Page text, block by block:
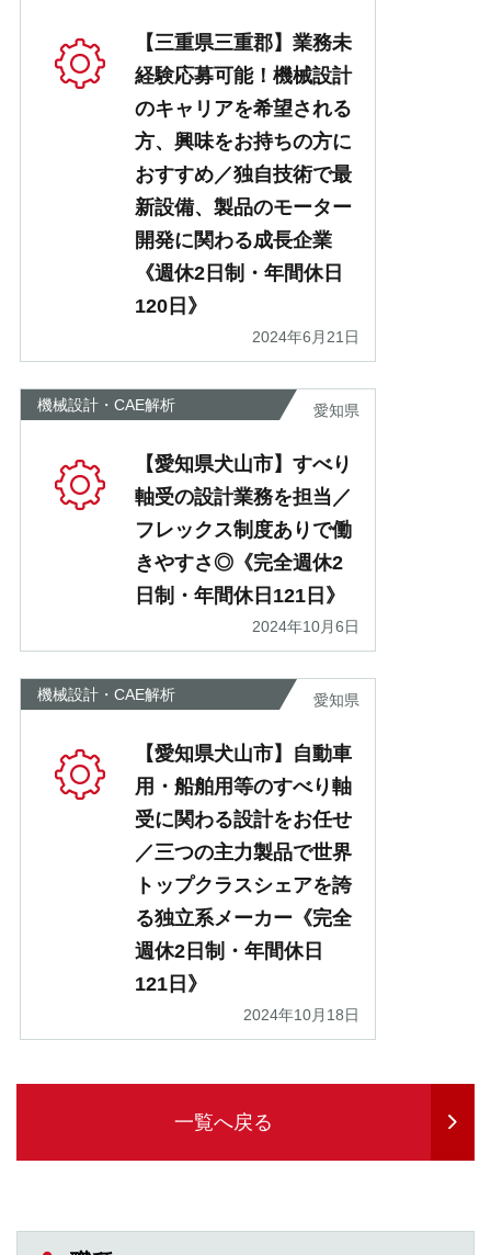
【三重県三重郡】業務未
経験応募可能！機械設計
のキャリアを希望される
方、興味をお持ちの方に
おすすめ／独自技術で最
新設備、製品のモーター
開発に関わる成長企業
《週休2日制・年間休日
120日》
2024年6月21日
機械設計・CAE解析 愛知県
【愛知県犬山市】すべり
軸受の設計業務を担当／
フレックス制度ありで働
きやすさ◎《完全週休2
日制・年間休日121日》
2024年10月6日
機械設計・CAE解析 愛知県
【愛知県犬山市】自動車
用・船舶用等のすべり軸
受に関わる設計をお任せ
／三つの主力製品で世界
トップクラスシェアを誇
る独立系メーカー《完全
週休2日制・年間休日
121日》
2024年10月18日
一覧へ戻る